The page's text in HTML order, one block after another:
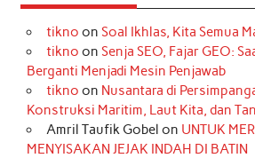
e
b
o
k
t
a
r
a
m
T
o
k
t
e
r
e
s
t
k
e
d
I
n
t
t
r
tikno on Soal Ikhlas, Kita Semua
tikno on Senja SEO, Fajar GEO:
Berganti Menjadi Mesin Penjawab
tikno on Nusantara di
Konstruksi Maritim, Laut Kita, dan
Amril Taufik Gobel on UNTUK
MENYISAKAN JEJAK INDAH DI BATIN